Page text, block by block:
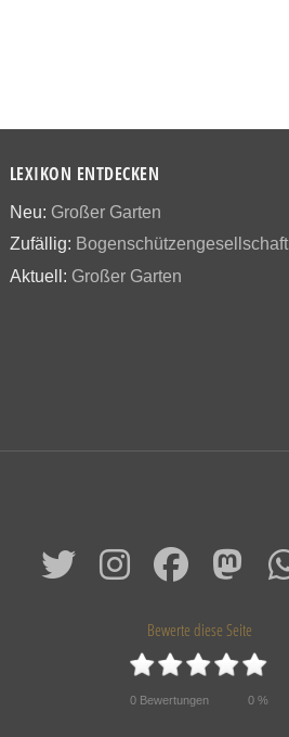
LEXIKON ENTDECKEN
Neu: Großer Garten
Zufällig: Bogenschützengesellschaft
Aktuell: Großer Garten
Bewerte diese Seite
0 Bewertungen 0 %